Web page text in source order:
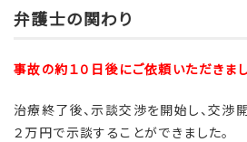
弁護士の関わり
事故の約１０日後にご依頼いただきまし
治療終了後、示談交渉を開始し、交渉
２万円で示談することができました。